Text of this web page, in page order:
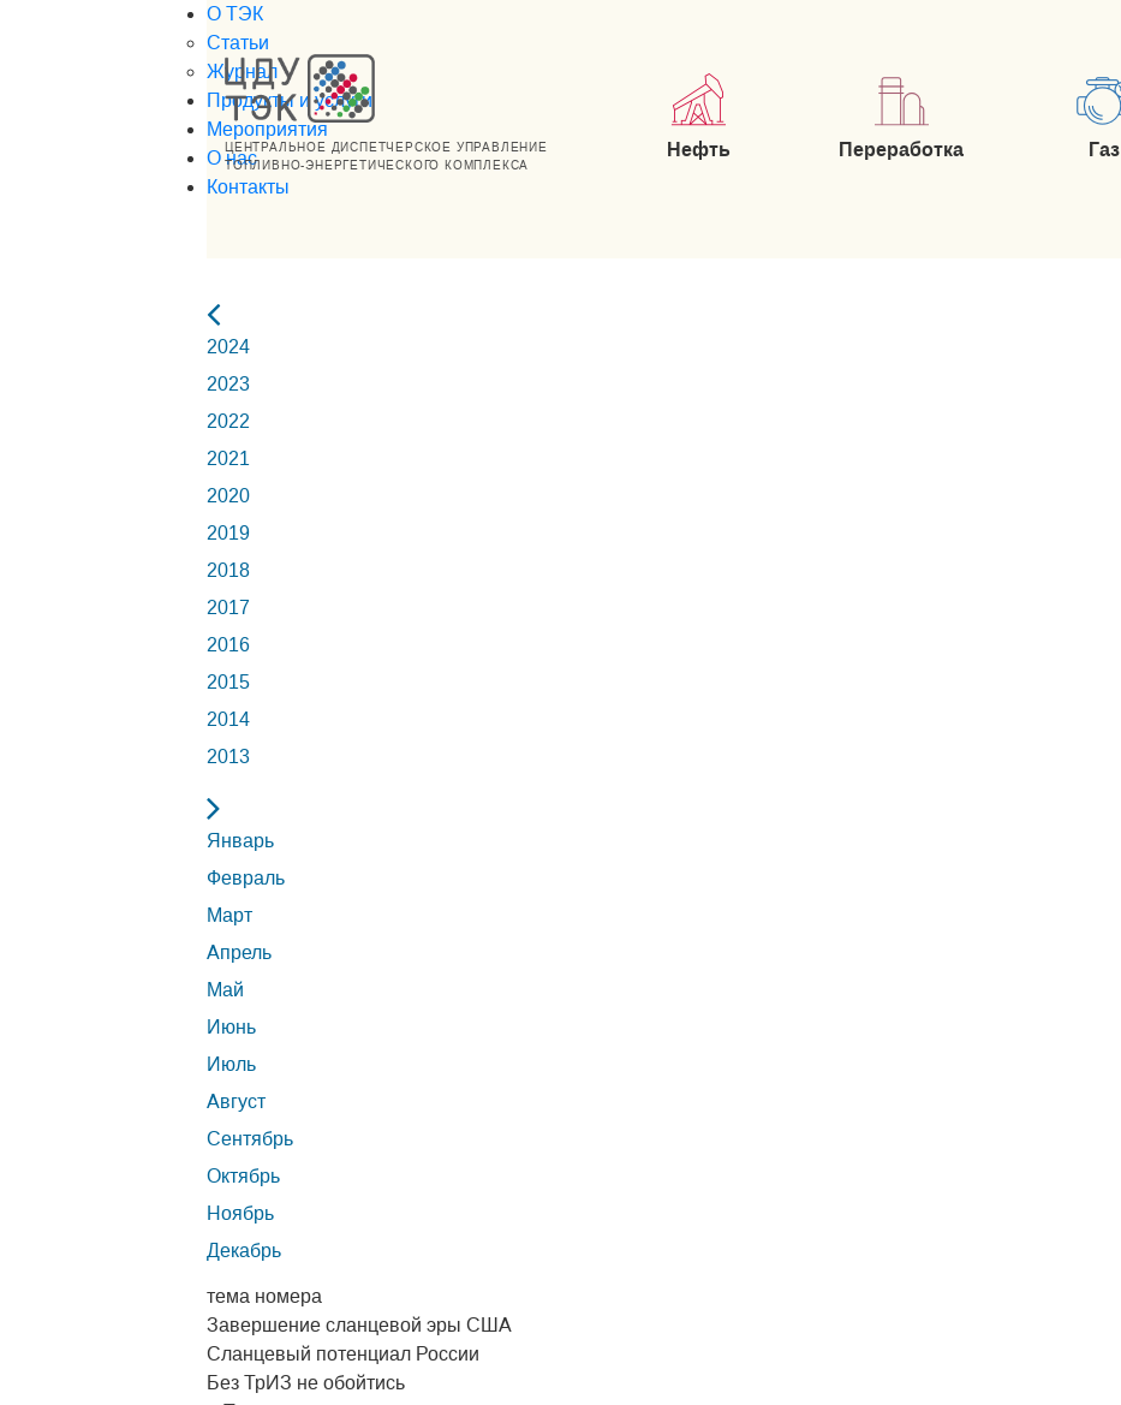
ЦЕНТРАЛЬНОЕ ДИСПЕТЧЕРСКОЕ УПРАВЛЕНИЕ
ТОПЛИВНО-ЭНЕРГЕТИЧЕСКОГО КОМПЛЕКСА
Нефть Переработка Газ
О ТЭК
Статьи
Журнал
Продукты и услуги
Мероприятия
О нас
Контакты
2024
2023
2022
2021
2020
2019
2018
2017
2016
2015
2014
2013
Январь
Февраль
Март
Апрель
Май
Июнь
Июль
Август
Сентябрь
Октябрь
Ноябрь
Декабрь
тема номера
Завершение сланцевой эры США
Сланцевый потенциал России
Без ТрИЗ не обойтись